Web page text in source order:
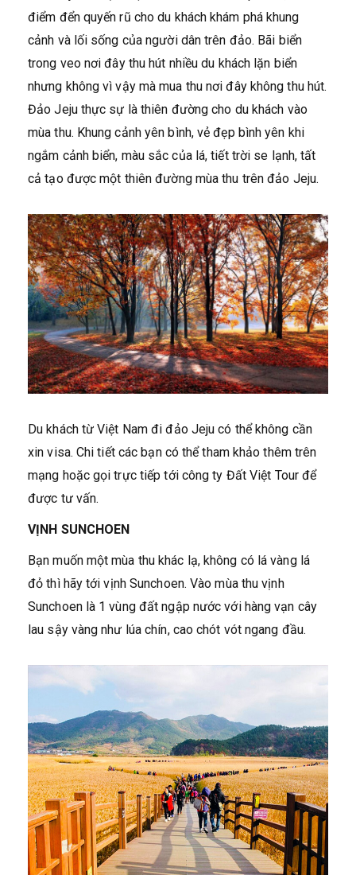
điểm đển quyến rũ cho du khách khám phá khung
cảnh và lối sống của người dân trên đảo. Bãi biển
trong veo nơi đây thu hút nhiều du khách lặn biển
nhưng không vì vậy mà mua thu nơi đây không thu hút.
Đảo Jeju thực sự là thiên đường cho du khách vào
mùa thu. Khung cảnh yên bình, vẻ đẹp bình yên khi
ngắm cảnh biển, màu sắc của lá, tiết trời se lạnh, tất
cả tạo được một thiên đường mùa thu trên đảo Jeju.
Du khách từ Việt Nam đi đảo Jeju có thể không cần
xin visa. Chi tiết các bạn có thể tham khảo thêm trên
mạng hoặc gọi trực tiếp tới công ty Đất Việt Tour để
được tư vấn.
VỊNH SUNCHOEN
Bạn muốn một mùa thu khác lạ, không có lá vàng lá
đỏ thì hãy tới vịnh Sunchoen. Vào mùa thu vịnh
Sunchoen là 1 vùng đất ngập nước với hàng vạn cây
lau sậy vàng như lúa chín, cao chót vót ngang đầu.